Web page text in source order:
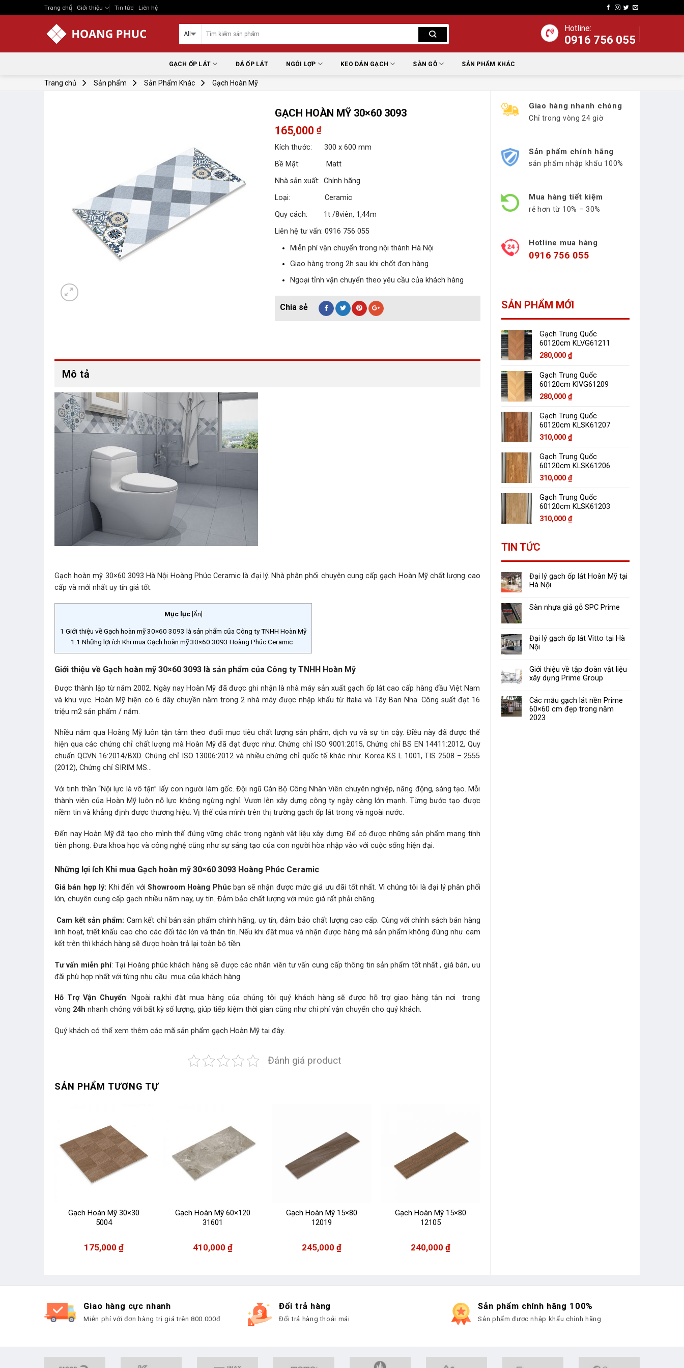
to
Trang chủ Giới thiệu Tin tức Liên hệ
Hotline:
0916 756 055
GẠCH ỐP LÁT ĐÁ ỐP LÁT NGÓI LỢP KEO DÁN GẠCH SÀN GỖ SẢN PHẨM KHÁC
Trang chủ Sản phẩm Sản Phẩm Khác Gạch Hoàn Mỹ
GẠCH HOÀN MỸ 30×60 3093
165,000₫
Kích thước: 300 x 600 mm
Bề Mặt: Matt
Nhà sản xuất: Chính hãng
Loại: Ceramic
Quy cách: 1t /8viên, 1,44m
Liên hệ tư vấn: 0916 756 055
Miễn phí vận chuyển trong nội thành Hà Nội
Giao hàng trong 2h sau khi chốt đơn hàng
Ngoại tỉnh vận chuyển theo yêu cầu của khách hàng
Mô tả
Gạch hoàn mỹ 30×60 3093 Hà Nội Hoàng Phúc Ceramic là đại lý. Nhà phân phối chuyên cung cấp gạch Hoàn Mỹ chất lượng cao
cấp và mới nhất uy tín giá tốt.
Mục lục Ẩn
1 Giới thiệu về Gạch hoàn mỹ 30×60 3093 là sản phẩm của Công ty TNHH Hoàn Mỹ
1.1 Những lợi ích Khi mua Gạch hoàn mỹ 30×60 3093 Hoàng Phúc Ceramic
Giới thiệu về Gạch hoàn mỹ 30×60 3093 là sản phẩm của Công ty TNHH Hoàn Mỹ
Được thành lập từ năm 2002. Ngày nay Hoàn Mỹ đã được ghi nhận là nhà máy sản xuất gạch ốp lát cao cấp hàng đầu Việt Nam
và khu vực. Hoàn Mỹ hiện có 6 dây chuyền nằm trong 2 nhà máy được nhập khẩu từ Italia và Tây Ban Nha. Công suất đạt 16
triệu m2 sản phẩm / năm.
Nhiều năm qua Hoàng Mỹ luôn tận tâm theo đuổi mục tiêu chất lượng sản phẩm, dịch vụ và sự tin cậy. Điều này đã được thể
hiện qua các chứng chỉ chất lượng mà Hoàn Mỹ đã đạt được như. Chứng chỉ ISO 9001:2015, Chứng chỉ BS EN 14411:2012, Quy
chuẩn QCVN 16:2014/BXD. Chứng chỉ ISO 13006:2012 và nhiều chứng chỉ quốc tế khác như. Korea KS L 1001, TIS 2508 – 2555
(2012), Chứng chỉ SIRIM MS…
Với tinh thần “Nội lực là vô tận” lấy con người làm gốc. Đội ngũ Cán Bộ Công Nhân Viên chuyên nghiệp, năng động, sáng tạo. Mỗi
thành viên của Hoàn Mỹ luôn nỗ lực không ngừng nghỉ. Vươn lên xây dựng công ty ngày càng lớn mạnh. Từng bước tạo được
niềm tin và khẳng định được thương hiệu. Vị thế của mình trên thị trường gạch ốp lát trong và ngoài nước.
Đến nay Hoàn Mỹ đã tạo cho mình thế đứng vững chắc trong ngành vật liệu xây dựng. Để có được những sản phẩm mang tính
tiên phong. Đưa khoa học và công nghệ cũng như sự sáng tạo của con người hòa nhập vào với cuộc sống hiện đại.
Những lợi ích Khi mua Gạch hoàn mỹ 30×60 3093 Hoàng Phúc Ceramic
Giá bán hợp lý: Khi đến với Showroom Hoàng Phúcbạn sẽ nhận được mức giá ưu đãi tốt nhất. Vì chúng tôi là đại lý phân phối
lớn, chuyên cung cấp gạch nhiều năm nay, uy tín. Đảm bảo chất lượng với mức giá rất phải chăng.
Cam kết sản phẩm: Cam kết chỉ bán sản phẩm chính hãng, uy tín, đảm bảo chất lượng cao cấp. Cùng với chính sách bán hàng
linh hoạt, triết khấu cao cho các đối tác lớn và thân tín. Nếu khi đặt mua và nhận được hàng mà sản phẩm không đúng như cam
kết trên thì khách hàng sẽ được hoàn trả lại toàn bộ tiền.
Tư vấn miễn phí: Tại Hoàng phúc khách hàng sẽ được các nhân viên tư vấn cung cấp thông tin sản phẩm tốt nhất , giá bán, ưu
đãi phù hợp nhất với từng nhu cầu mua của khách hàng.
Hỗ Trợ Vận Chuyển: Ngoài ra,khi đặt mua hàng của chúng tôi quý khách hàng sẽ được hỗ trợ giao hàng tận nơi trong
vòng 24h nhanh chóng với bất kỳ số lượng, giúp tiếp kiệm thời gian cũng như chi phí vận chuyển cho quý khách.
Quý khách có thể xem thêm các mã sản phẩm gạch Hoàn Mỹ tại đây.
Đánh giá product
SẢN PHẨM TƯƠNG TỰ
Gạch Hoàn Mỹ 30×30
5004
175,000₫
Gạch Hoàn Mỹ 60×120
31601
410,000₫
Gạch Hoàn Mỹ 15×80
12019
245,000₫
Gạch Hoàn Mỹ 15×80
12105
240,000₫
Giao hàng nhanh chóng
Chỉ trong vòng 24 giờ
Sản phẩm chính hãng
sản phẩm nhập khẩu 100%
Mua hàng tiết kiệm
rẻ hơn từ 10% – 30%
Hotline mua hàng
0916 756 055
SẢN PHẨM MỚI
Gạch Trung Quốc
60120cm KLVG61211
280,000 ₫
Gạch Trung Quốc
60120cm KlVG61209
280,000 ₫
Gạch Trung Quốc
60120cm KLSK61207
310,000 ₫
Gạch Trung Quốc
60120cm KLSK61206
310,000 ₫
Gạch Trung Quốc
60120cm KLSK61203
310,000 ₫
TIN TỨC
Đại lý gạch ốp lát Hoàn Mỹ tại
Hà Nội
Sàn nhựa giả gỗ SPC Prime
Đại lý gạch ốp lát Vitto tại Hà
Nội
Giới thiệu về tập đoàn vật liệu
xây dựng Prime Group
Các mẫu gạch lát nền Prime
60×60 cm đẹp trong năm
2023
Giao hàng cực nhanh
Miễn phí với đơn hàng trị giá trên 800.000đ
Đổi trả hàng
Đổi trả hàng thoải mái
Sản phẩm chính hãng 100%
Sản phẩm được nhập khẩu chính hãng